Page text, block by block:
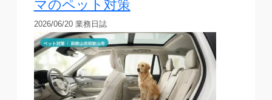
マのペット対策
2026/06/20 業務日誌